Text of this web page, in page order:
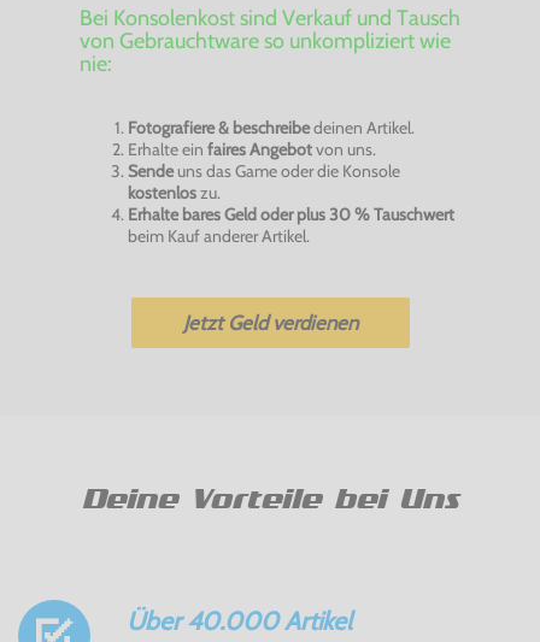
Bei Konsolenkost sind Verkauf und Tausch
von Gebrauchtware so unkompliziert wie
nie:
Fotografiere & beschreibedeinen Artikel.
Erhalte ein faires Angebotvon uns.
Sendeuns das Game oder die Konsole
kostenloszu.
Erhalte bares Geld oder plus 30 % Tauschwert
beim Kauf anderer Artikel.
Jetzt Geld verdienen
Deine Vorteile bei Uns
Über 40.000 Artikel